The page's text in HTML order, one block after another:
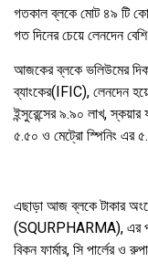
গতকাল ব্লকে মোট ৪৯ টি
গত দিনের চেয়ে লেনদেন
আজকের ব্লকে ভলিউমের
ব্যাংকের(IFIC), লেনদেন
ইন্সুরেন্সের ৯.৯০ লাখ,
৫.৫০ ও মেট্রো স্পিনিং এর
এছাড়া আজ ব্লকে টাকার
(SQURPHARMA), এর
বিকন ফার্মার, সি পার্লের ও